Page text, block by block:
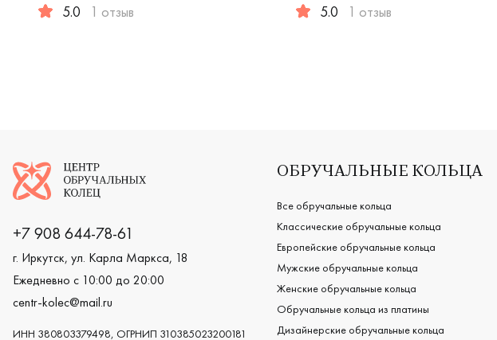
5.0 1 отзыв 5.0 1 отзыв
Логотип компании
+7 908 644-78-61
г. Иркутск, ул. Карла Маркса, 18
Ежедневно с 10:00 до 20:00
centr-kolec@mail.ru
ИНН 380803379498, ОГРНИП 310385023200181
ОБРУЧАЛЬНЫЕ КОЛЬЦА
Все обручальные кольца
Классические обручальные кольца
Европейские обручальные кольца
Мужские обручальные кольца
Женские обручальные кольца
Обручальные кольца из платины
Дизайнерские обручальные кольца